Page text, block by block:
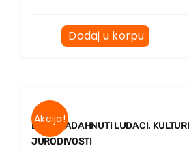
Dodaj u korpu
Akcija!
BOGONADAHNUTI LUDACI.
JURODIVOSTI